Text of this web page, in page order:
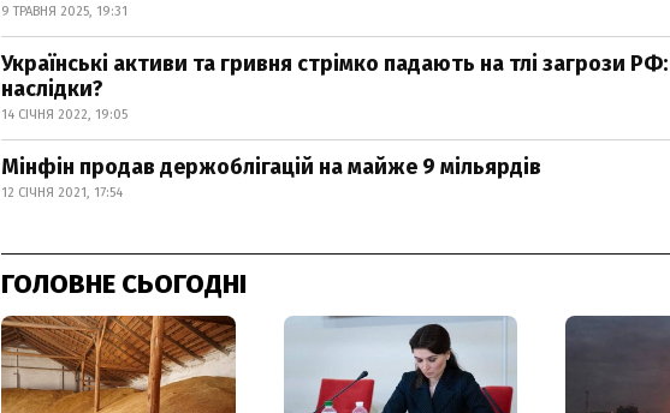
9 ТРАВНЯ 2025, 19:31
Українські активи та гривня стрімко падають на тлі загрози РФ:
наслідки?
14 СІЧНЯ 2022, 19:05
Мінфін продав держоблігацій на майже 9 мільярдів
12 СІЧНЯ 2021, 17:54
ГОЛОВНЕ СЬОГОДНІ